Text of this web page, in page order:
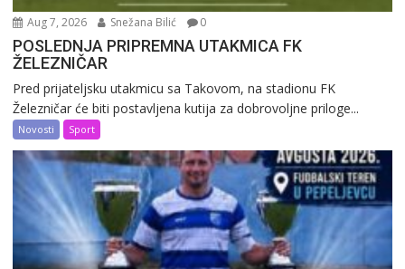
Aug 7, 2026 Snežana Bilić 0
POSLEDNJA PRIPREMNA UTAKMICA FK
ŽELEZNIČAR
Pred prijateljsku utakmicu sa Takovom, na stadionu FK
Železničar će biti postavljena kutija za dobrovoljne priloge...
Novosti Sport